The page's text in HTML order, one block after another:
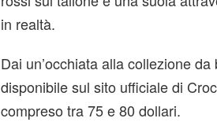
in realtà.
Dai un’occhiata alla collezione
disponibile sul sito ufficiale di
compreso tra 75 e 80 dollari.